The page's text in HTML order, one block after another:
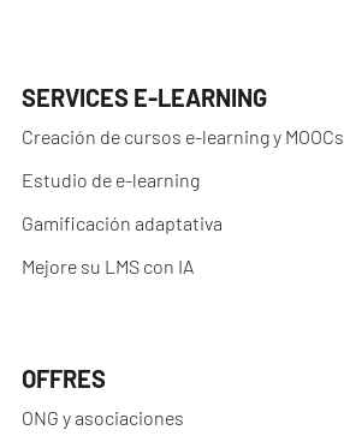
SERVICES E-LEARNING
Creación de cursos e-learning y MOOCs
Estudio de e-learning
Gamificación adaptativa
Mejore su LMS con IA
OFFRES
ONG y asociaciones